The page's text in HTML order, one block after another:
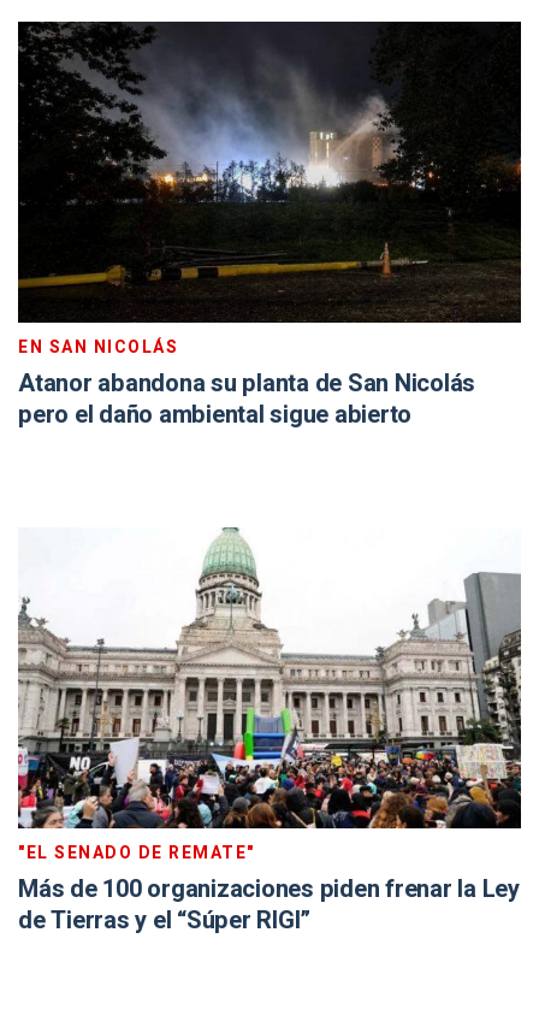
EN SAN NICOLÁS
Atanor abandona su planta de San Nicolás
pero el daño ambiental sigue abierto
"EL SENADO DE REMATE"
Más de 100 organizaciones piden frenar la Ley
de Tierras y el “Súper RIGI”